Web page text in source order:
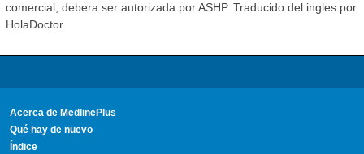
comercial, debera ser autorizada por ASHP. Traducido del ingles por
HolaDoctor.
Acerca de MedlinePlus
Qué hay de nuevo
Índice